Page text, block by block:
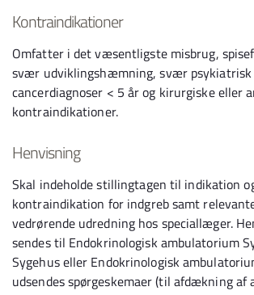
Kontraindikationer
Omfatter i det væsentligste misbrug,
svær udviklingshæmning, svær psykiatrisk
cancerdiagnoser < 5 år og kirurgiske eller
kontraindikationer.
Henvisning
Skal indeholde stillingtagen til indikation
kontraindikation for indgreb samt
vedrørende udredning hos speciallæger.
sendes til Endokrinologisk ambulatorium
Sygehus eller Endokrinologisk
udsendes spørgeskemaer (til afdækning af